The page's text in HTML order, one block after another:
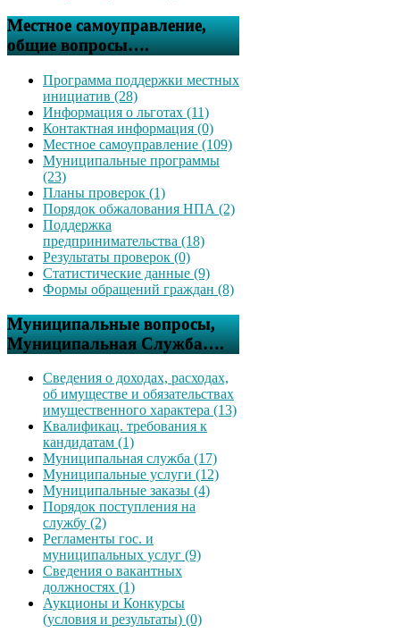
Местное самоуправление,
общие вопросы….
Программа поддержки местных
инициатив (28)
Информация о льготах (11)
Контактная информация (0)
Местное самоуправление (109)
Муниципальные программы
(23)
Планы проверок (1)
Порядок обжалования НПА (2)
Поддержка
предпринимательства (18)
Результаты проверок (0)
Статистические данные (9)
Формы обращений граждан (8)
Муниципальные вопросы,
Муниципальная Служба….
Сведения о доходах, расходах,
об имуществе и обязательствах
имущественного характера (13)
Квалификац. требования к
кандидатам (1)
Муниципальная служба (17)
Муниципальные услуги (12)
Муниципальные заказы (4)
Порядок поступления на
службу (2)
Регламенты гос. и
муниципальных услуг (9)
Сведения о вакантных
должностях (1)
Аукционы и Конкурсы
(условия и результаты) (0)